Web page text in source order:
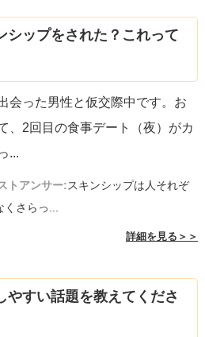
、相手の方に複数名仮交際中の
しね。
ですが、相手の方にも仮交際の
能性があるので
取られてしまう可能性もありま
際してみる、でも良いと思いま
シップをされた？これって
会った男性と仮交際中です。お
、2回目の食事デート（夜）がカ
...
トアンサー:スキンシップは人それぞ
くさらっ...
詳細を見る＞＞
やすい話題を教えてくださ